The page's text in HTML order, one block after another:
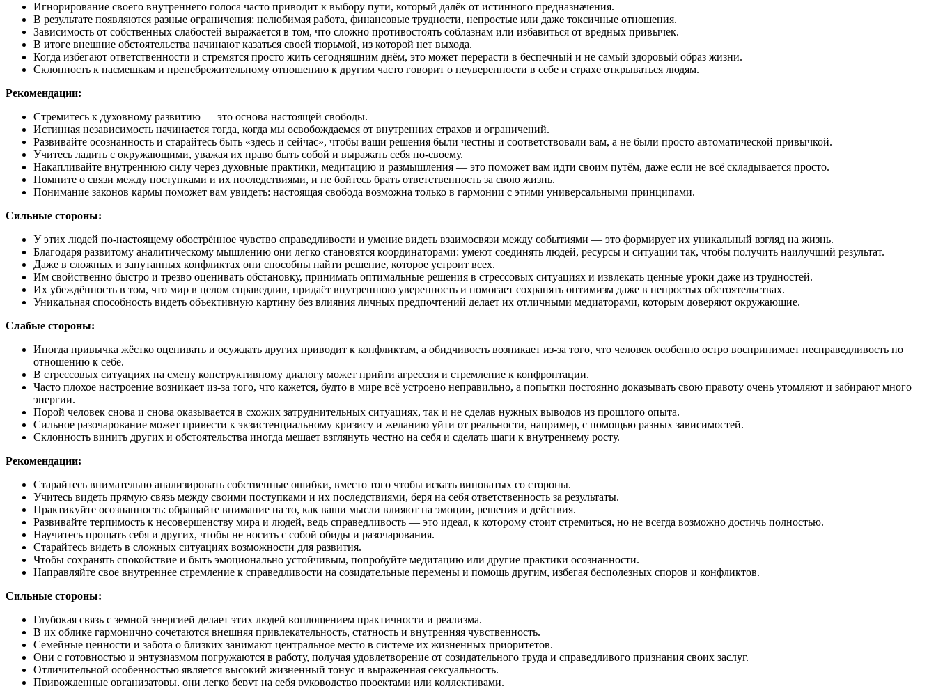
Игнорирование своего внутреннего голоса часто приводит к выбору пути, который далёк от истинного предназначения.
В результате появляются разные ограничения: нелюбимая работа, финансовые трудности, непростые или даже токсичные отношения.
Зависимость от собственных слабостей выражается в том, что сложно противостоять соблазнам или избавиться от вредных привычек.
В итоге внешние обстоятельства начинают казаться своей тюрьмой, из которой нет выхода.
Когда избегают ответственности и стремятся просто жить сегодняшним днём, это может перерасти в беспечный и не самый здоровый образ жизни.
Склонность к насмешкам и пренебрежительному отношению к другим часто говорит о неуверенности в себе и страхе открываться людям.
Рекомендации:
Стремитесь к духовному развитию — это основа настоящей свободы.
Истинная независимость начинается тогда, когда мы освобождаемся от внутренних страхов и ограничений.
Развивайте осознанность и старайтесь быть «здесь и сейчас», чтобы ваши решения были честны и соответствовали вам, а не были просто автоматической привычкой.
Учитесь ладить с окружающими, уважая их право быть собой и выражать себя по-своему.
Накапливайте внутреннюю силу через духовные практики, медитацию и размышления — это поможет вам идти своим путём, даже если не всё складывается просто.
Помните о связи между поступками и их последствиями, и не бойтесь брать ответственность за свою жизнь.
Понимание законов кармы поможет вам увидеть: настоящая свобода возможна только в гармонии с этими универсальными принципами.
Сильные стороны:
У этих людей по-настоящему обострённое чувство справедливости и умение видеть взаимосвязи между событиями — это формирует их уникальный взгляд на жизнь.
Благодаря развитому аналитическому мышлению они легко становятся координаторами: умеют соединять людей, ресурсы и ситуации так, чтобы получить наилучший результат.
Даже в сложных и запутанных конфликтах они способны найти решение, которое устроит всех.
Им свойственно быстро и трезво оценивать обстановку, принимать оптимальные решения в стрессовых ситуациях и извлекать ценные уроки даже из трудностей.
Их убеждённость в том, что мир в целом справедлив, придаёт внутреннюю уверенность и помогает сохранять оптимизм даже в непростых обстоятельствах.
Уникальная способность видеть объективную картину без влияния личных предпочтений делает их отличными медиаторами, которым доверяют окружающие.
Слабые стороны:
Иногда привычка жёстко оценивать и осуждать других приводит к конфликтам, а обидчивость возникает из-за того, что человек особенно остро воспринимает несправедливость по
отношению к себе.
В стрессовых ситуациях на смену конструктивному диалогу может прийти агрессия и стремление к конфронтации.
Часто плохое настроение возникает из-за того, что кажется, будто в мире всё устроено неправильно, а попытки постоянно доказывать свою правоту очень утомляют и забирают много
энергии.
Порой человек снова и снова оказывается в схожих затруднительных ситуациях, так и не сделав нужных выводов из прошлого опыта.
Сильное разочарование может привести к экзистенциальному кризису и желанию уйти от реальности, например, с помощью разных зависимостей.
Склонность винить других и обстоятельства иногда мешает взглянуть честно на себя и сделать шаги к внутреннему росту.
Рекомендации:
Старайтесь внимательно анализировать собственные ошибки, вместо того чтобы искать виноватых со стороны.
Учитесь видеть прямую связь между своими поступками и их последствиями, беря на себя ответственность за результаты.
Практикуйте осознанность: обращайте внимание на то, как ваши мысли влияют на эмоции, решения и действия.
Развивайте терпимость к несовершенству мира и людей, ведь справедливость — это идеал, к которому стоит стремиться, но не всегда возможно достичь полностью.
Научитесь прощать себя и других, чтобы не носить с собой обиды и разочарования.
Старайтесь видеть в сложных ситуациях возможности для развития.
Чтобы сохранять спокойствие и быть эмоционально устойчивым, попробуйте медитацию или другие практики осознанности.
Направляйте свое внутреннее стремление к справедливости на созидательные перемены и помощь другим, избегая бесполезных споров и конфликтов.
Сильные стороны:
Глубокая связь с земной энергией делает этих людей воплощением практичности и реализма.
В их облике гармонично сочетаются внешняя привлекательность, статность и внутренняя чувственность.
Семейные ценности и забота о близких занимают центральное место в системе их жизненных приоритетов.
Они с готовностью и энтузиазмом погружаются в работу, получая удовлетворение от созидательного труда и справедливого признания своих заслуг.
Отличительной особенностью является высокий жизненный тонус и выраженная сексуальность.
Прирожденные организаторы, они легко берут на себя руководство проектами или коллективами.